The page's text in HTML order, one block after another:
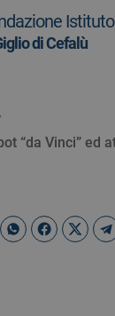
di navigazione
la
Istituto
di Cefalù
“da Vinci” ed